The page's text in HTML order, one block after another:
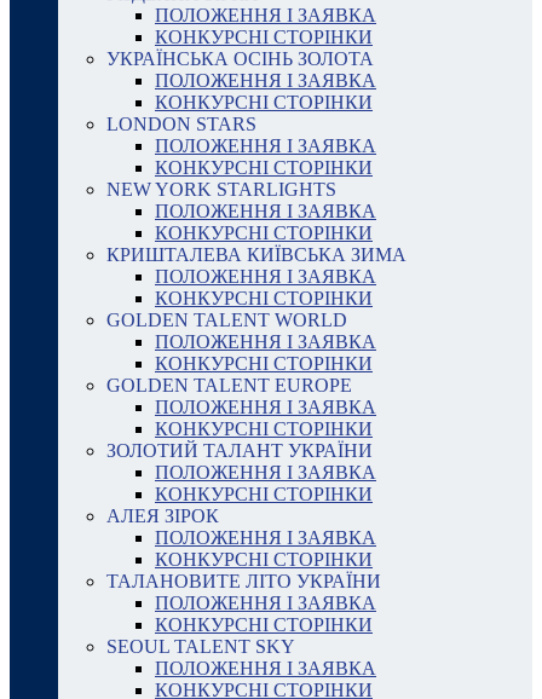
ПОЛОЖЕННЯ І ЗАЯВКА
КОНКУРСНІ СТОРІНКИ
УКРАЇНСЬКА ОСІНЬ ЗОЛОТА
ПОЛОЖЕННЯ І ЗАЯВКА
КОНКУРСНІ СТОРІНКИ
LONDON STARS
ПОЛОЖЕННЯ І ЗАЯВКА
КОНКУРСНІ СТОРІНКИ
NEW YORK STARLIGHTS
ПОЛОЖЕННЯ І ЗАЯВКА
КОНКУРСНІ СТОРІНКИ
КРИШТАЛЕВА КИЇВСЬКА ЗИМА
ПОЛОЖЕННЯ І ЗАЯВКА
КОНКУРСНІ СТОРІНКИ
GOLDEN TALENT WORLD
ПОЛОЖЕННЯ І ЗАЯВКА
КОНКУРСНІ СТОРІНКИ
GOLDEN TALENT EUROPE
ПОЛОЖЕННЯ І ЗАЯВКА
КОНКУРСНІ СТОРІНКИ
ЗОЛОТИЙ ТАЛАНТ УКРАЇНИ
ПОЛОЖЕННЯ І ЗАЯВКА
КОНКУРСНІ СТОРІНКИ
АЛЕЯ ЗІРОК
ПОЛОЖЕННЯ І ЗАЯВКА
КОНКУРСНІ СТОРІНКИ
ТАЛАНОВИТЕ ЛІТО УКРАЇНИ
ПОЛОЖЕННЯ І ЗАЯВКА
КОНКУРСНІ СТОРІНКИ
SEOUL TALENT SKY
ПОЛОЖЕННЯ І ЗАЯВКА
КОНКУРСНІ СТОРІНКИ